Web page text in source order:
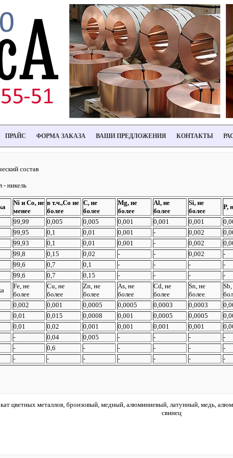
ПРАЙС ФОРМА ЗАКАЗА ВАШИ ПРЕДЛОЖЕНИЯ КОНТАКТЫ
состав
- никель
Ni и Co, не
менее
в т.ч.,Со не
более
С, не
более
Mg, не
более
Al, не
более
Si, не
более
P,
99,99 0,005 0,005 0,001 0,001 0,001
99,95 0,1 0,01 0,001 - 0,002
99,93 0,1 0,01 0,001 - 0,002
99,8 0,15 0,02 - - 0,002 -
99,6 0,7 0,1 - - - -
99,6 0,7 0,15 - - - -
Fe, не
более
Сu, не
более
Zn, не
более
As, не
более
Cd, не
более
Sn, не
более
0,002 0,001 0,0005 0,0005 0,0003 0,0003
0,01 0,015 0,0008 0,001 0,0005 0,0005
0,01 0,02 0,001 0,001 0,001 0,001
- 0,04 0,005 - - - -
- 0,6 - - - - -
- - - - - - -
цветных металлов, бронзовый, медный, алюминиевый, латунный, медь,
свинец